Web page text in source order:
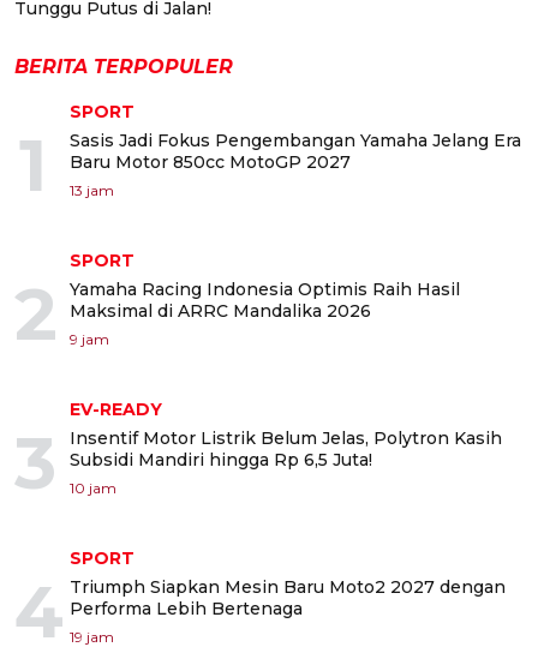
Tunggu Putus di Jalan!
BERITA TERPOPULER
1
SPORT
Sasis Jadi Fokus Pengembangan Yamaha Jelang Era
Baru Motor 850cc MotoGP 2027
13 jam
2
SPORT
Yamaha Racing Indonesia Optimis Raih Hasil
Maksimal di ARRC Mandalika 2026
9 jam
3
EV-READY
Insentif Motor Listrik Belum Jelas, Polytron Kasih
Subsidi Mandiri hingga Rp 6,5 Juta!
10 jam
4
SPORT
Triumph Siapkan Mesin Baru Moto2 2027 dengan
Performa Lebih Bertenaga
19 jam